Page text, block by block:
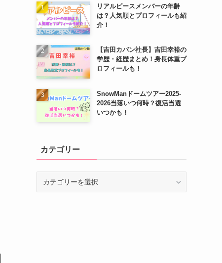
リアルピースメンバーの年齢
は？人気順とプロフィールも紹
介！
【吉田カバン社長】吉田幸裕の
学歴・経歴まとめ！身長体重プ
ロフィールも！
SnowManドームツアー2025-
2026当落いつ何時？復活当選
いつかも！
カテゴリー